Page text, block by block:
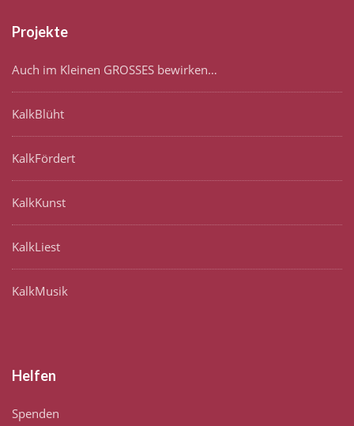
Projekte
Auch im Kleinen GROSSES bewirken…
KalkBlüht
KalkFördert
KalkKunst
KalkLiest
KalkMusik
Helfen
Spenden